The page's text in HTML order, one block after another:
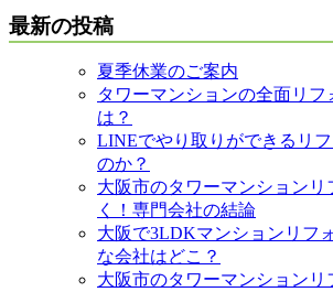
最新の投稿
夏季休業のご案内
タワーマンションの全面リフ
は？
LINEでやり取りができるリ
のか？
大阪市のタワーマンション
く！専門会社の結論
大阪で3LDKマンションリフ
な会社はどこ？
大阪市のタワーマンション